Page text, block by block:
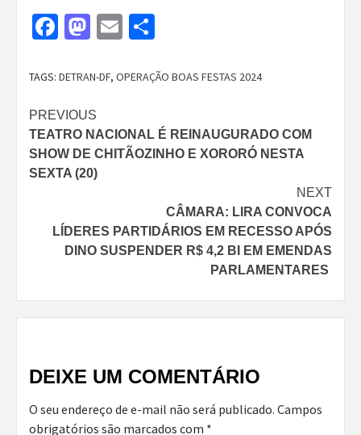
Facebook
Mastodon
Email
TAGS: DETRAN-DF, OPERAÇÃO BOAS FESTAS 2024
Continue
Reading
PREVIOUS
TEATRO NACIONAL É REINAUGURADO COM
SHOW DE CHITÃOZINHO E XORORÓ NESTA
SEXTA (20)
NEXT
CÂMARA: LIRA CONVOCA
LÍDERES PARTIDÁRIOS EM RECESSO APÓS
DINO SUSPENDER R$ 4,2 BI EM EMENDAS
PARLAMENTARES
DEIXE UM COMENTÁRIO
O seu endereço de e-mail não será publicado. Campos
obrigatórios são marcados com *